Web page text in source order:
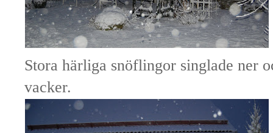
Stora härliga snöflingor singlade ner
vacker.